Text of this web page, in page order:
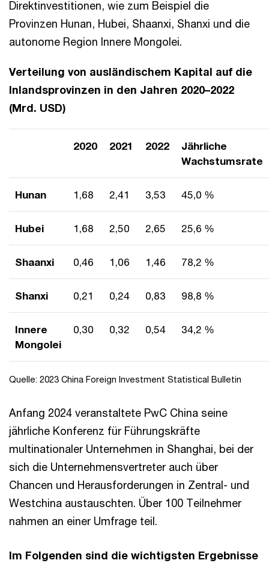
Direktinvestitionen, wie zum Beispiel die
Provinzen Hunan, Hubei, Shaanxi, Shanxi und die
autonome Region Innere Mongolei.
Verteilung von ausländischem Kapital auf die
Inlandsprovinzen in den Jahren 2020–2022
(Mrd. USD)
2020 2021 2022
Jährliche
Wachstumsrate
Hunan 1,68 2,41 3,53 45,0 %
Hubei 1,68 2,50 2,65 25,6 %
Shaanxi 0,46 1,06 1,46 78,2 %
Shanxi 0,21 0,24 0,83 98,8 %
Innere
Mongolei
0,30 0,32 0,54 34,2 %
Quelle: 2023 China Foreign Investment Statistical Bulletin
Anfang 2024 veranstaltete PwC China seine
jährliche Konferenz für Führungskräfte
multinationaler Unternehmen in Shanghai, bei der
sich die Unternehmensvertreter auch über
Chancen und Herausforderungen in Zentral- und
Westchina austauschten. Über 100 Teilnehmer
nahmen an einer Umfrage teil.
Im Folgenden sind die wichtigsten Ergebnisse